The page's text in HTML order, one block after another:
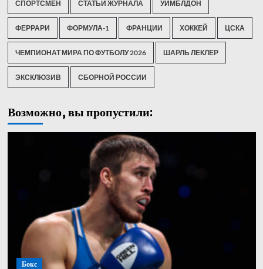
СПОРТСМЕН СТАТЬИ ЖУРНАЛА УИМБЛДОН
ФЕРРАРИ ФОРМУЛА-1 ФРАНЦИИ ХОККЕЙ ЦСКА
ЧЕМПИОНАТ МИРА ПО ФУТБОЛУ 2026 ШАРЛЬ ЛЕКЛЕР
ЭКСКЛЮЗИВ СБОРНОЙ РОССИИ
Возможно, вы пропустили:
Бокс